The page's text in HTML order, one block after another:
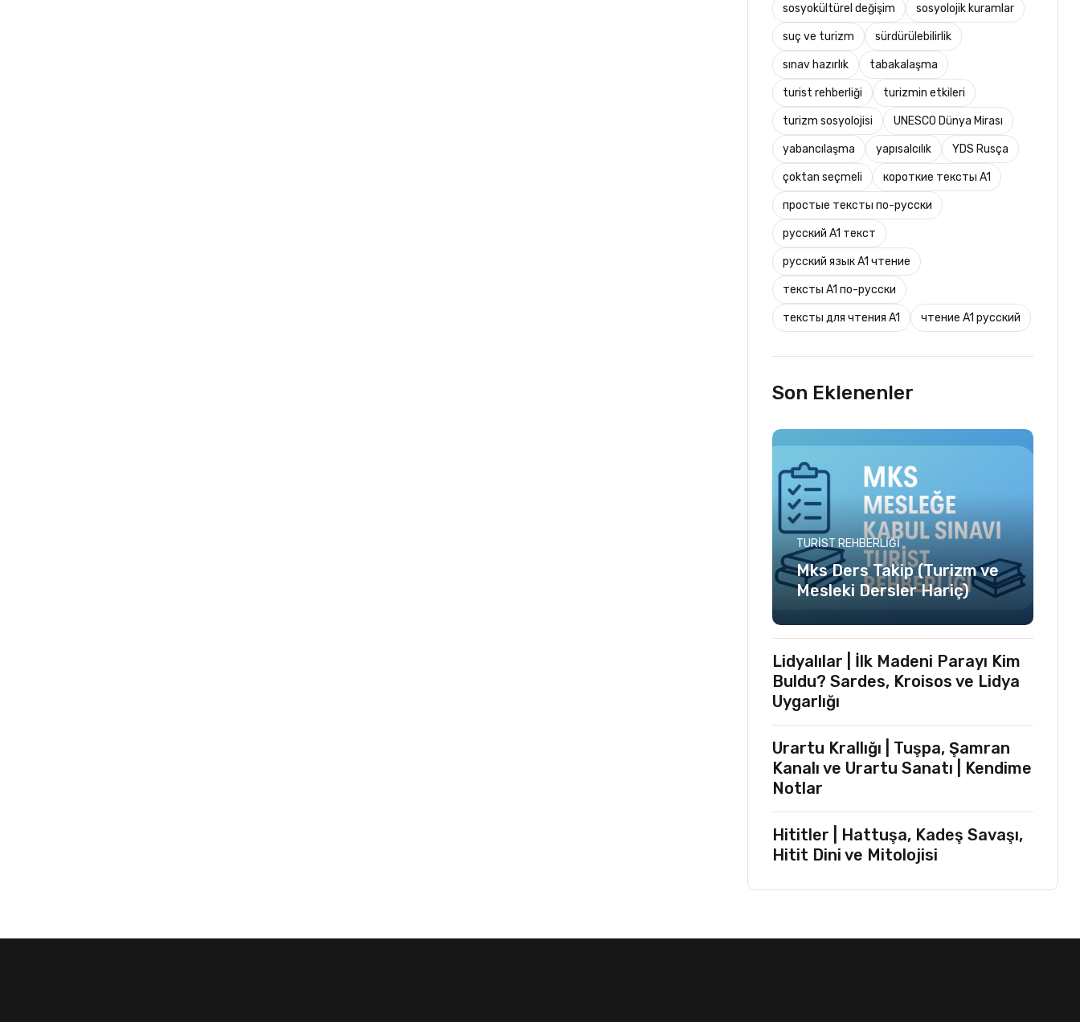
sosyokültürel değişim sosyolojik kuramlar
suç ve turizm sürdürülebilirlik
sınav hazırlık tabakalaşma
turist rehberliği turizmin etkileri
turizm sosyolojisi UNESCO Dünya Mirası
yabancılaşma yapısalcılık YDS Rusça
çoktan seçmeli короткие тексты A1
простые тексты по-русски
русский A1 текст
русский язык A1 чтение
тексты A1 по-русски
тексты для чтения A1 чтение A1 русский
Son Eklenenler
TURIST REHBERLIĞI
Mks Ders Takip (Turizm ve
Mesleki Dersler Hariç)
Lidyalılar | İlk Madeni Parayı Kim
Buldu? Sardes, Kroisos ve Lidya
Uygarlığı
Urartu Krallığı | Tuşpa, Şamran
Kanalı ve Urartu Sanatı | Kendime
Notlar
Hititler | Hattuşa, Kadeş Savaşı,
Hitit Dini ve Mitolojisi